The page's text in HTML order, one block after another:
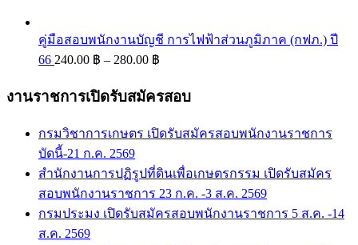
คู่มือสอบพนักงานบัญชี การไฟฟ้าส่วนภูมิภาค (กฟภ.) ปี
66 240.00 ฿ – 280.00 ฿
240.00 ฿
through
งานราชการเปิดรับสมัครสอบ
กรมวิชาการเกษตร เปิดรับสมัครสอบพนักงานราชการ
บัดนี้-21 ก.ค. 2569
สำนักงานการปฏิรูปที่ดินเพื่อเกษตรกรรม เปิดรับสมัคร
สอบพนักงานราชการ 23 ก.ค. -3 ส.ค. 2569
กรมประมง เปิดรับสมัครสอบพนักงานราชการ 5 ส.ค. -14
ส.ค. 2569